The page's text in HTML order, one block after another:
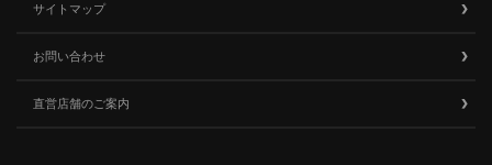
サイトマップ
お問い合わせ
直営店舗のご案内